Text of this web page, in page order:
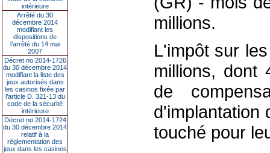
intérieure
Arrêté du 30
décembre 2014
modifiant les
dispositions de
l’arrêté du 14 mai
2007
Décret no 2014-1726
du 30 décembre 2014
modifiant la liste des
jeux autorisés dans
les casinos fixée par
l’article D. 321-13 du
code de la sécurité
intérieure
Décret no 2014-1724
du 30 décembre 2014
relatif à la
réglementation des
jeux dans les casinos
millions.
L'impôt sur
millions, dont
de
d'implantation
touché pour